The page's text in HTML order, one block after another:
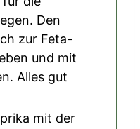
Den
zur Feta-
und mit
Alles gut
mit der